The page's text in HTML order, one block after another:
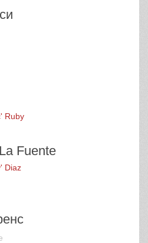
Ruby
Fuente
Diaz